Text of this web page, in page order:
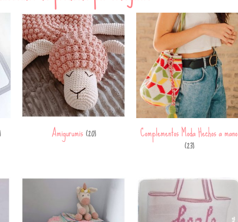
Amigurumis(20) Complementos Moda Hechos a mano
(23)